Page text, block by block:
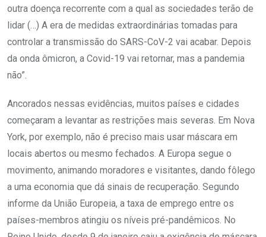
outra doença recorrente com a qual as sociedades terão de
lidar (…) A era de medidas extraordinárias tomadas para
controlar a transmissão do SARS-­CoV-2 vai acabar. Depois
da onda ômicron, a Covid-19 vai retornar, mas a pandemia
não”.
Ancorados nessas evidências, muitos países e cidades
começaram a levantar as restrições mais severas. Em Nova
York, por exemplo, não é preciso mais usar máscara em
locais abertos ou mesmo fechados. A Europa segue o
movimento, animando moradores e visitantes, dando fôlego
a uma economia que dá sinais de recuperação. Segundo
informe da União Europeia, a taxa de emprego entre os
países-membros atingiu os níveis pré-pandêmicos. No